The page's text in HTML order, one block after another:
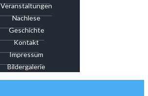
Veranstaltungen
Nachlese
Geschichte
Kontakt
Impressum
Bildergalerie